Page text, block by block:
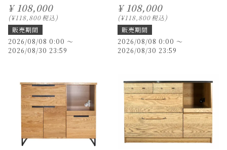
¥ 108,000
¥118,800税込
販売期間
2026/08/08 0:00 〜
2026/08/30 23:59
¥ 108,000
¥118,800税込
販売期間
2026/08/08 0:00 〜
2026/08/30 23:59